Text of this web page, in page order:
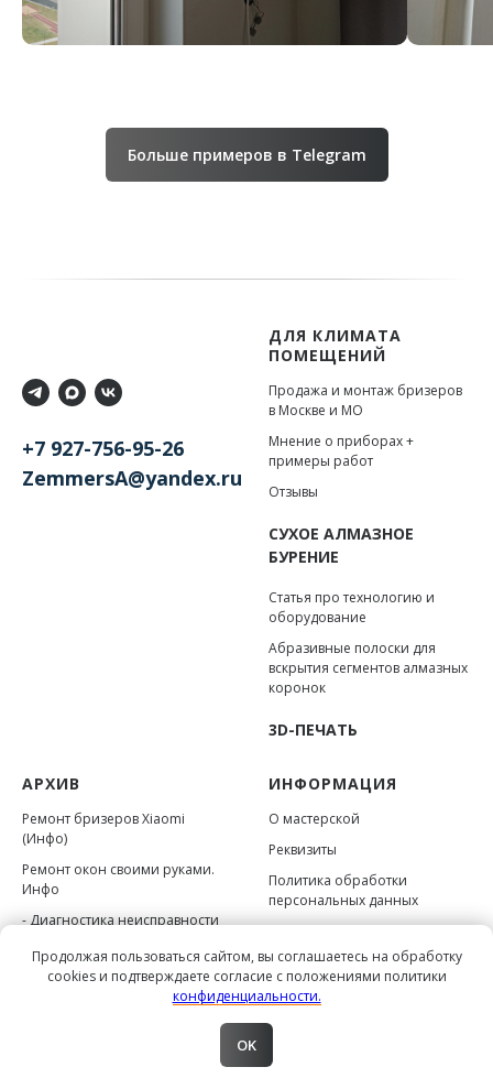
Продолжая пользоваться сайтом, вы соглашаетесь на обработку
cookies и подтверждаете согласие с положениями политики
конфиденциальности.
OK
Больше примеров в Telegram
+7 927-756-95-26
ZemmersA@yandex.ru
ДЛЯ КЛИМАТА
ПОМЕЩЕНИЙ
Продажа и монтаж бризеров
в Москве и МО
Мнение о приборах +
примеры работ
Отзывы
СУХОЕ АЛМАЗНОЕ
БУРЕНИЕ
Статья про технологию и
оборудование
Абразивные полоски для
вскрытия сегментов алмазных
коронок
3D-ПЕЧАТЬ
АРХИВ
Ремонт бризеров Xiaomi
(Инфо)
Ремонт окон своими руками.
Инфо
- Диагностика неисправности
- Регулировка фурнитуры
- Подкладки под стеклопакет
ИНФОРМАЦИЯ
О мастерской
Реквизиты
Политика обработки
персональных данных
Информация на сайте не
является публичной офертой
«Zemmers.pro» 2017-2026